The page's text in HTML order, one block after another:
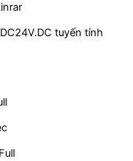
tuyến tính